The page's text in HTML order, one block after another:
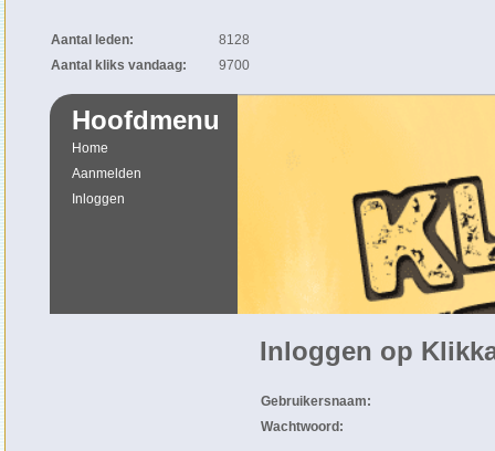
Aantal leden:
8128
Aantal kliks vandaag:
9700
Inloggen op
Gebruikersnaam:
Wachtwoord:
Hoofdmenu
Home
Aanmelden
Inloggen